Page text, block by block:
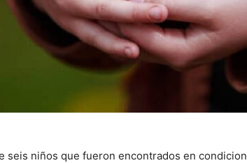
seis niños que fueron encontrados en